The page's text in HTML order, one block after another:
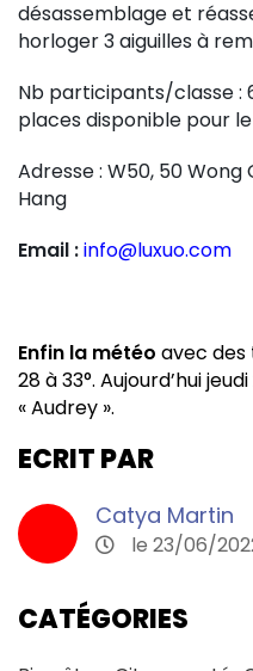
désassemblage et
horloger 3 aiguilles à
Nb participants/classe :
places disponible pour
Adresse : W50, 50 Wong
Hang
Email :info@luxuo.com
Enfin la météo avec
28 à 33°. Aujourd’hui
« Audrey ».
ECRIT PAR
Catya Martin
le 23/06/
CATÉGORIES